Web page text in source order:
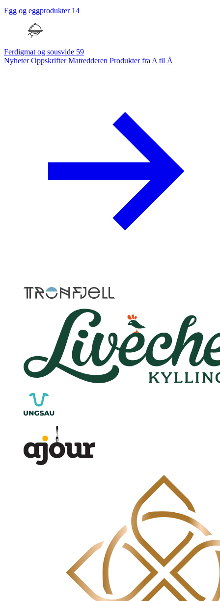
Egg og eggprodukter 14
Ferdigmat og sousvide 59
NyheterOppskrifterMatredderen Produkter fra A til Å